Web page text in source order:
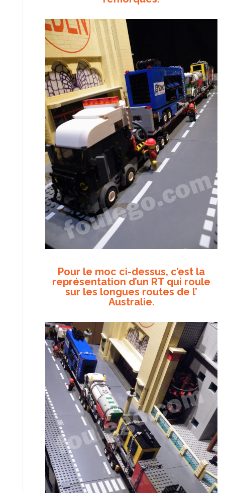
Pour le moc ci-dessus, c’est la
représentation d’un RT qui roule
sur les longues routes de l’
Australie.